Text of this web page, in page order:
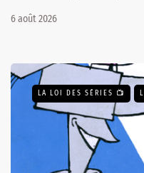
6 août 2026
LA LOI DES SÉRIES 📺